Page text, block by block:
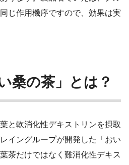
じ作用機序ですので、効果は実
桑の茶」とは？
と軟消化性デキストリンを摂取
イングループが開発した「おい
茶だけではなく難消化性デキス